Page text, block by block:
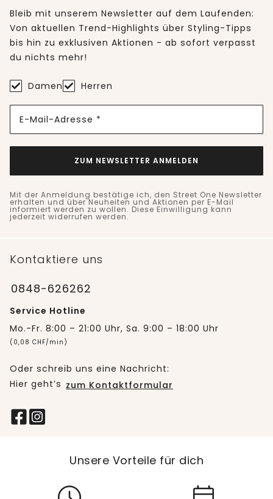
Bleib mit unserem Newsletter auf dem Laufenden:
Von aktuellen Trend-Highlights über Styling-Tipps
bis hin zu exklusiven Aktionen - ab sofort verpasst
du nichts mehr!
Damen Herren
E-Mail-Adresse *
ZUM NEWSLETTER ANMELDEN
Mit der Anmeldung bestätige ich, den Street One Newsletter
erhalten und über Neuheiten und Aktionen per E-Mail
informiert werden zu wollen. Diese Einwilligung kann
jederzeit widerrufen werden.
Kontaktiere uns
0848-626262
Service Hotline
Mo.-Fr. 8:00 – 21:00 Uhr, Sa. 9:00 – 18:00 Uhr
(0,08 CHF/min)
Oder schreib uns eine Nachricht:
Hier geht’s zum Kontaktformular
Unsere Vorteile für dich